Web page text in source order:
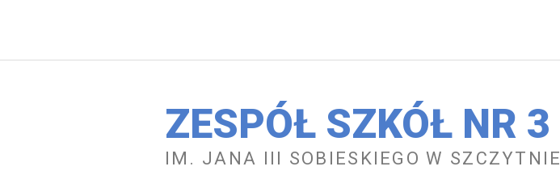
ZESPÓŁ SZKÓŁ NR 3
IM. JANA III SOBIESKIEGO W SZCZYTNIE